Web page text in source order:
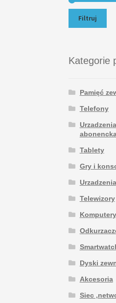
Filtruj
Kategorie
Pamięć
Telefony
Tablety
Gry i
Telewizory
Komputery
Dyski
Akcesoria
Siec